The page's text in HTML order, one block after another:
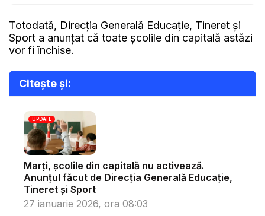
Totodată, Direcția Generală Educație, Tineret și
Sport a anunțat că toate școlile din capitală astăzi
vor fi închise.
Citește și:
UPDATE
Marți, școlile din capitală nu activează.
Anunțul făcut de Direcția Generală Educație,
Tineret și Sport
27 ianuarie 2026, ora 08:03